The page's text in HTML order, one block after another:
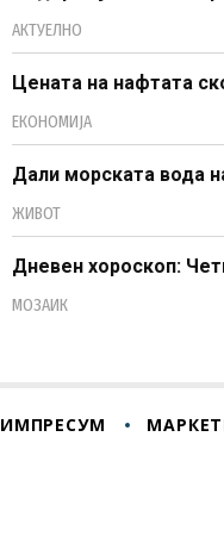
АКТУЕЛНО
Цената на нафтата
ЕКОНОМИЈА
Дали морската вода
ЖИВОТ
Дневен хороскоп:
МОЗАИК
ИМПРЕСУМ